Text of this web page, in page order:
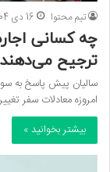
تیم محتوا 16 دی 1404
چه کسانی
ترجیح
سالیان پیش پاسخ به
امروزه معادلات سفر
بیشتر بخوانید »